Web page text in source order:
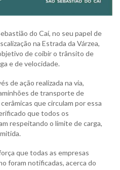
do Caí, no seu papel de
na Estrada da Várzea,
de coibir o trânsito de
e de velocidade.
de ação realizada na via,
de transporte de
que circulam por essa
que todos os
respeitando o limite de carga,
que todas as empresas
foram notificadas, acerca do